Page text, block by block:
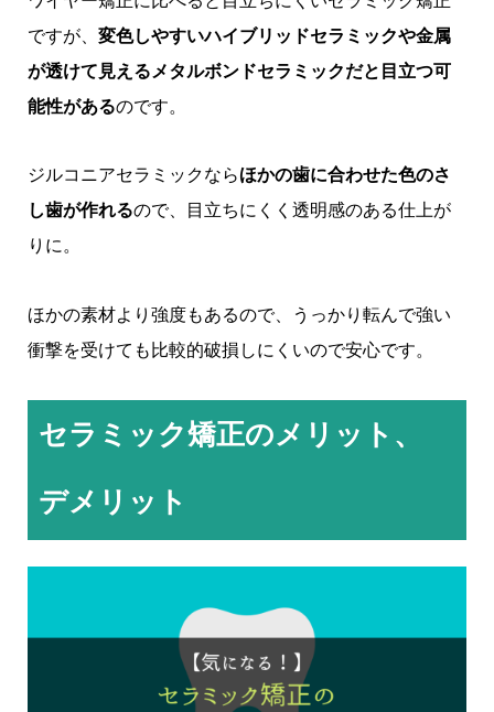
ですが、 変色しやすいハイブリッドセラミックや金属
が透けて見えるメタルボンドセラミックだと目立つ可
能性があるのです。
ジルコニアセラミックならほかの歯に合わせた色のさ
し歯が作れるので、目立ちにくく透明感のある仕上が
りに。
ほかの素材より強度もあるので、うっかり転んで強い
衝撃を受けても比較的破損しにくいので安心です。
セラミック矯正のメリット、
デメリット